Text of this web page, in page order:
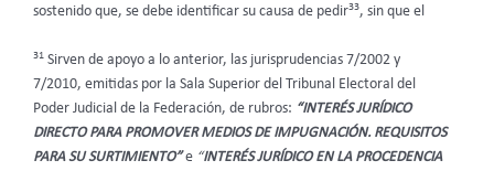
sostenido que, se debe identificar su causa de pedir33, sin que el
31 Sirven de apoyo a lo anterior, las jurisprudencias 7/2002 y
7/2010, emitidas por la Sala Superior del Tribunal Electoral del
Poder Judicial de la Federación, de rubros: “INTERÉS JURÍDICO
DIRECTO PARA PROMOVER MEDIOS DE IMPUGNACIÓN. REQUISITOS
PARA SU SURTIMIENTO”e “INTERÉS JURÍDICO EN LA PROCEDENCIA